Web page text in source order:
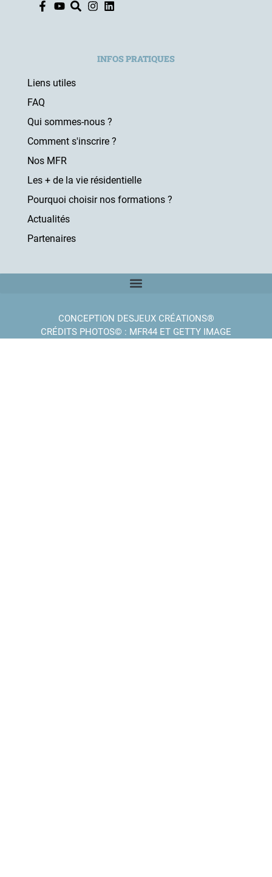
INFOS PRATIQUES
Liens utiles
FAQ
Qui sommes-nous ?
Comment s'inscrire ?
Nos MFR
Les + de la vie résidentielle
Pourquoi choisir nos formations ?
Actualités
Partenaires
CONCEPTION DESJEUX CRÉATIONS®
CRÉDITS PHOTOS© : MFR44 ET GETTY IMAGE